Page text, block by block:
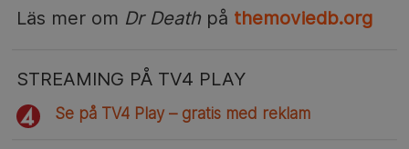
Läs mer om Dr Deathpå themoviedb.org
STREAMING PÅ TV4 PLAY
Se på TV4 Play – gratis med reklam